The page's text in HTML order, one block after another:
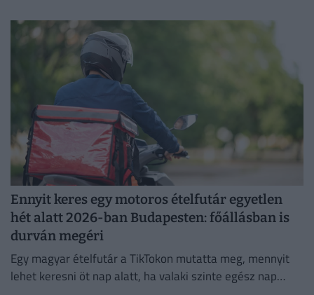
Ennyit keres egy motoros ételfutár egyetlen
hét alatt 2026-ban Budapesten: főállásban is
durván megéri
Egy magyar ételfutár a TikTokon mutatta meg, mennyit
lehet keresni öt nap alatt, ha valaki szinte egész nap